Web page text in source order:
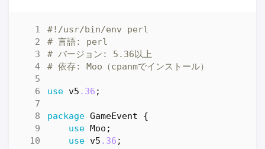
#!/usr/bin/env perl
# 言語: perl
# バージョン: 5.36以上
# 依存: Moo（cpanmでインストール）
use v5 .36 ;
package GameEvent
{
use Moo ;
use v5 .36 ;